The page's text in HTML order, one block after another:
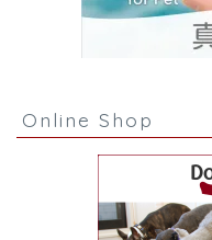
Online Shop